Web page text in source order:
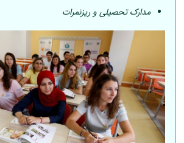
مدارک تحصیلی و ریزنمرات